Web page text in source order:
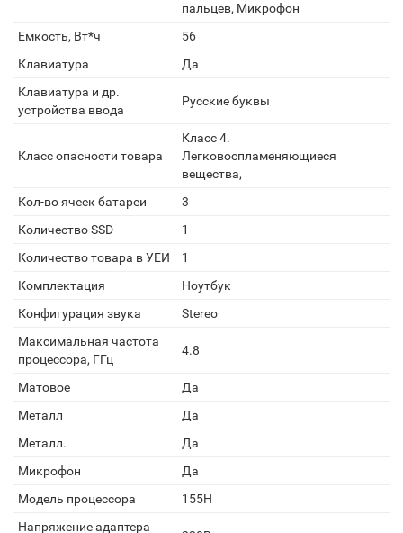
пальцев, Микрофон
Емкость, Вт*ч
56
Клавиатура
Да
Клавиатура и др.
устройства ввода
Русские буквы
Класс опасности товара
Класс 4.
Легковоспламеняющиеся
вещества,
Кол-во ячеек батареи
3
Количество SSD
1
Количество товара в УЕИ
1
Комплектация
Ноутбук
Конфигурация звука
Stereo
Максимальная частота
процессора, ГГц
4.8
Матовое
Да
Металл
Да
Металл.
Да
Микрофон
Да
Модель процессора
155H
Напряжение адаптера